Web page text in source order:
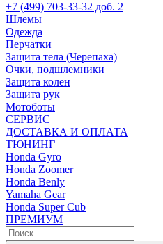
+7 (499) 703-33-32 доб. 2
Шлемы
Одежда
Перчатки
Защита тела (Черепаха)
Очки, подшлемники
Защита колен
Защита рук
Мотоботы
СЕРВИС
ДОСТАВКА И ОПЛАТА
ТЮНИНГ
Honda Gyro
Honda Zoomer
Honda Benly
Yamaha Gear
Honda Super Cub
ПРЕМИУМ